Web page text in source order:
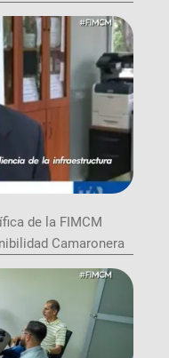
de la FIMCM
Camaronera